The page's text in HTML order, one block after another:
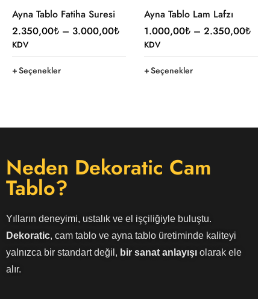
Ayna Tablo Fatiha Suresi
2.350,00₺ – 3.000,00₺
KDV
Seçenekler
Ayna Tablo Lam Lafzı
1.000,00₺ – 2.350,00₺
KDV
Seçenekler
Neden Dekoratic Cam
Tablo?
Yılların deneyimi, ustalık ve el işçiliğiyle buluştu.
Dekoratic, cam tablo ve ayna tablo üretiminde kaliteyi
yalnızca bir standart değil, bir sanat anlayışı olarak ele
alır.